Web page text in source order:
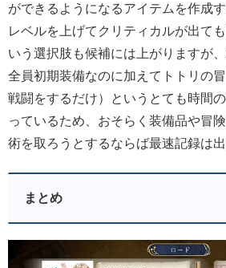
ができるようになるアイテムを作成
レベルを上げてクリティカルが出て
いう選択肢も候補には上がりますが
全員初期装備なのに加えてトトリの
戦闘をするだけ）というとても時間
っているため、おそらく装備品や冒
術を取ろうとするならば最速記録は出
まとめ